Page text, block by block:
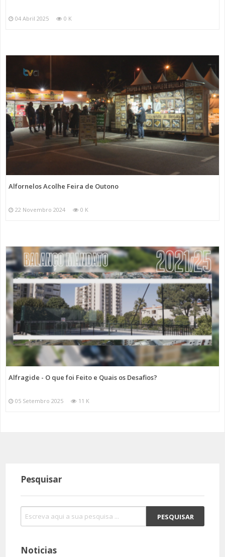
04 Abril 2025 0 K
Alfornelos Acolhe Feira de Outono
22 Novembro 2024 0 K
Alfragide - O que foi Feito e Quais os Desafios?
05 Setembro 2025 11 K
Pesquisar
Noticias